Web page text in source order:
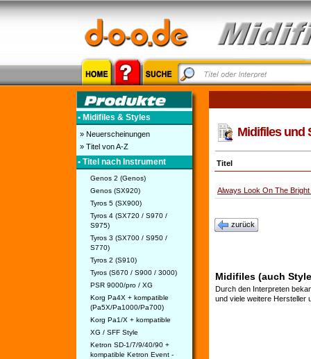
• Midifiles & Styles
» Neuerscheinungen
» Titel von A-Z
• Titel nach Instrument
Genos 2 (Genos)
Genos (SX920)
Tyros 5 (SX900)
Tyros 4 (SX720 / S970 /
S975)
Tyros 3 (SX700 / S950 /
S770)
Tyros 2 (S910)
Tyros (S670 / S900 / 3000)
PSR 9000/pro / XG
Korg Pa4X + kompatible
(Pa5X/Pa1000/Pa700)
Korg Pa1/X + kompatible
XG / SFF Style
Ketron SD-1/7/9/40/90 +
kompatible Ketron Event -
Midifiles und
Titel
Always Look On The Bright
zurück
Midifiles (auch
Durch den Interpreten
und viele weitere Hersteller